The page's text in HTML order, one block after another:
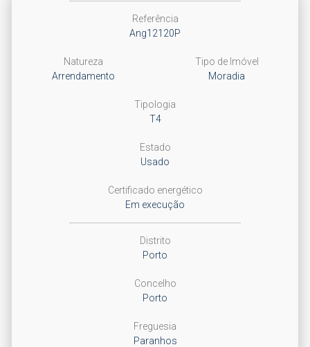
Referência
Ang12120P
Natureza
Arrendamento
Tipo de Imóvel
Moradia
Tipologia
T4
Estado
Usado
Certificado energético
Em execução
Distrito
Porto
Concelho
Porto
Freguesia
Paranhos